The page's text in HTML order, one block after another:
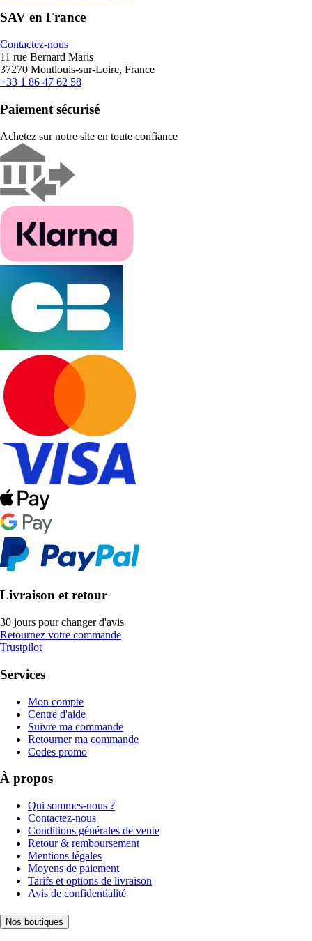
SAV en France
Contactez-nous
11 rue Bernard Maris
37270 Montlouis-sur-Loire, France
+33 1 86 47 62 58
Paiement sécurisé
Achetez sur notre site en toute confiance
Livraison et retour
30 jours pour changer d'avis
Retournez votre commande
Trustpilot
Services
Mon compte
Centre d'aide
Suivre ma commande
Retourner ma commande
Codes promo
À propos
Qui sommes-nous ?
Contactez-nous
Conditions générales de vente
Retour & remboursement
Mentions légales
Moyens de paiement
Tarifs et options de livraison
Avis de confidentialité
Nos boutiques